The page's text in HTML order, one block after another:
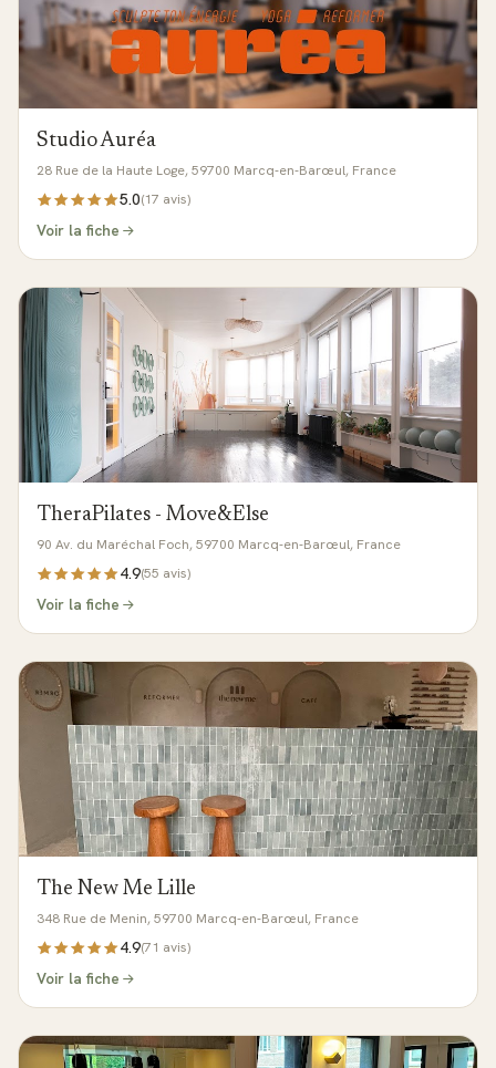
Studio Auréa
28 Rue de la Haute Loge, 59700 Marcq-en-Barœul, France
5.0(17 avis)
Voir la fiche
TheraPilates - Move&Else
90 Av. du Maréchal Foch, 59700 Marcq-en-Barœul, France
4.9(55 avis)
Voir la fiche
The New Me Lille
348 Rue de Menin, 59700 Marcq-en-Barœul, France
4.9(71 avis)
Voir la fiche